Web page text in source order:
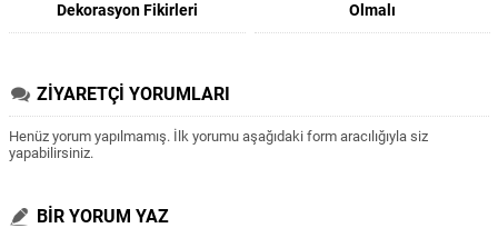
Dekorasyon Fikirleri
Olmalı
ZİYARETÇİ YORUMLARI
Henüz yorum yapılmamış. İlk yorumu aşağıdaki form aracılığıyla siz
yapabilirsiniz.
BİR YORUM YAZ